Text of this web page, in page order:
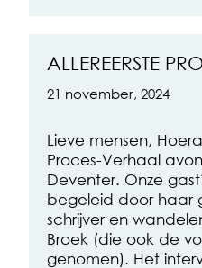
ALLEREERSTE
21 november, 2024
Lieve mensen,
Proces-Verhaal
Deventer. Onze
begeleid door haar
schrijver en
Broek (die ook de
genomen). Het